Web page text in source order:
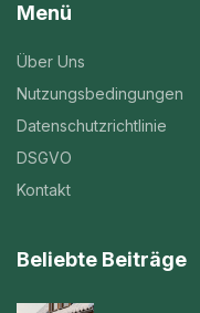
Menü
Über Uns
Nutzungsbedingungen
Datenschutzrichtlinie
DSGVO
Kontakt
Beliebte Beiträge